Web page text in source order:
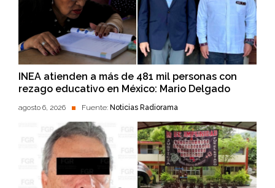
INEA atienden a más de 481 mil personas con
rezago educativo en México: Mario Delgado
agosto 6, 2026 Fuente: Noticias Radiorama